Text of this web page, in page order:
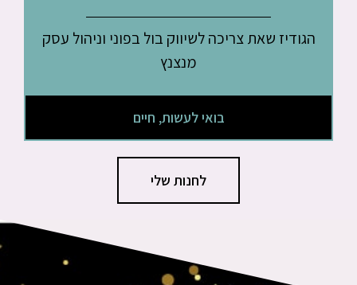
הגודיז שאת צריכה לשיווק בול בפוני וניהול עסק
מנצנץ
בואי לעשות, חיים
לחנות שלי